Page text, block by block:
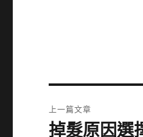
章
上一篇文章
上
掉髮原因選